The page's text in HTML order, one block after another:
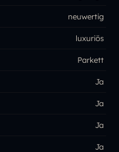
neuwertig
luxuriös
Parkett
Ja
Ja
Ja
Ja